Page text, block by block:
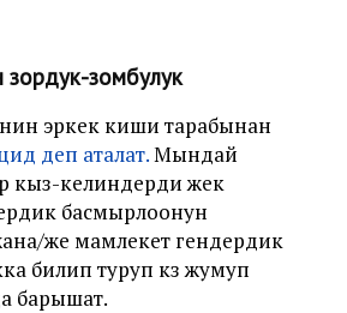
зордук-зомбулук
эркек киши тарабынан
деп аталат.Мындай
кыз-келиндерди жек
басмырлоонун
же мамлекет гендердик
билип туруп көз жумуп
барышат.